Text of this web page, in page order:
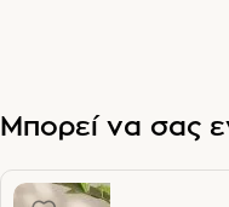
Μπορεί να σας